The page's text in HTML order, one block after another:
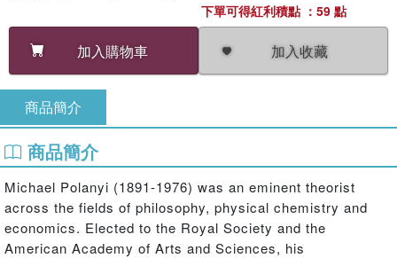
加入購物車 加入收藏
下單可得紅利積點 ：59 點
商品簡介
商品簡介
Michael Polanyi (1891-1976) was an eminent theorist
across the fields of philosophy, physical chemistry and
economics. Elected to the Royal Society and the
American Academy of Arts and Sciences, his